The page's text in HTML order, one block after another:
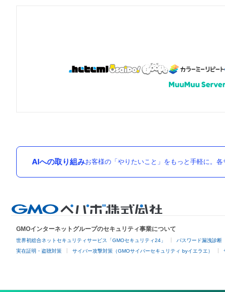
AIへの取り組みお客様の「やりたいこと」をもっと手軽に。
GMOインターネットグループのセキュリティ事業について
世界初総合ネットセキュリティサービス「GMOセキュリティ24」 パスワード漏洩診断
実在証明・盗聴対策 サイバー攻撃対策（GMOサイバーセキュリティ byイエラエ）